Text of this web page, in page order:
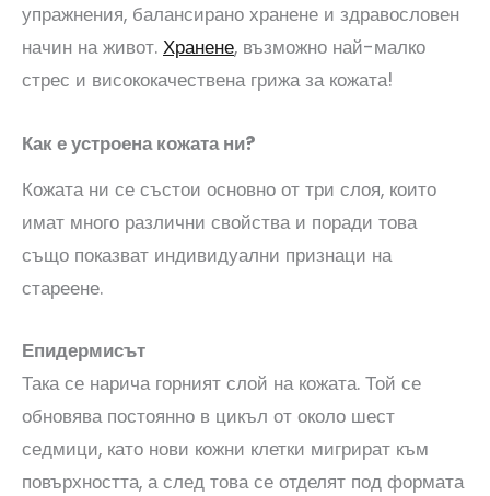
упражнения, балансирано хранене и здравословен
начин на живот. Хранене, възможно най-малко
стрес и висококачествена грижа за кожата!
Как е устроена кожата ни?
Кожата ни се състои основно от три слоя, които
имат много различни свойства и поради това
също показват индивидуални признаци на
стареене.
Епидермисът
Така се нарича горният слой на кожата. Той се
обновява постоянно в цикъл от около шест
седмици, като нови кожни клетки мигрират към
повърхността, а след това се отделят под формата